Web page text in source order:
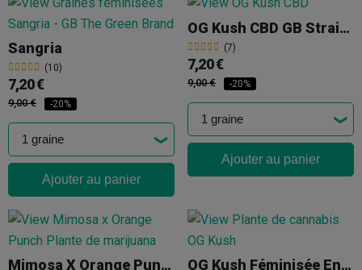
Sangria
(10)
7,20 €
9,00 € -20%
Ajouter au panier
OG Kush CBD GB Strains
(7)
7,20 €
9,00 € -20%
Ajouter au panier
Mimosa X Orange Punch OG Kush Féminisée En Vrac